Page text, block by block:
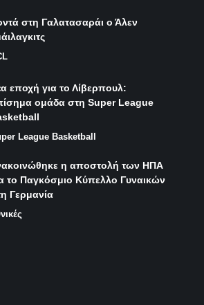
στη Γαλατασαράι ο Άλεν
εποχή για το Λίβερπουλ:
ομάδα στη Super League
League Basketball
η αποστολή των ΗΠΑ
το Παγκόσμιο Κύπελλο Γυναικών
Γερμανία